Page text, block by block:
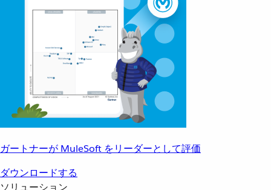
ガートナーが MuleSoft をリーダーとして評価
ダウンロードする
ソリューション